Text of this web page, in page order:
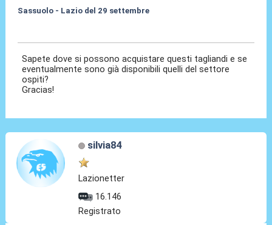
Sassuolo - Lazio del 29 settembre
Sapete dove si possono acquistare questi tagliandi e se
eventualmente sono già disponibili quelli del settore
ospiti?
Gracias!
silvia84
Lazionetter
16.146
Registrato